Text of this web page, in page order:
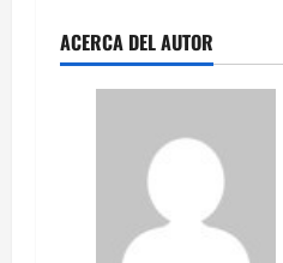
ACERCA DEL AUTOR